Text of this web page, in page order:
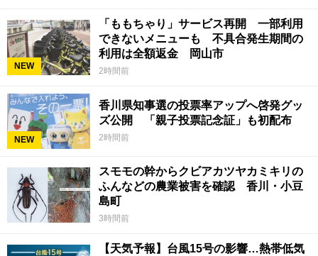
NEW
「ももちゃり」サービス再開 一部利用
できないメニューも 不具合発生期間の
利用は全額返金 岡山市
2時間前
NEW
香川県知事選の投票率アップへ啓発グッ
ズ公開 「親子投票記念証」も初配布
2時間前
スモモの幹からクビアカツヤカミキリの
ふんなどの農業被害を確認 香川・小豆
島町
3時間前
【天気予報】台風15号の影響…熱帯低気